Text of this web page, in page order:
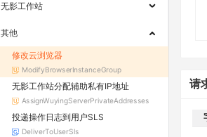
无影工作站
其他
修改云浏览器
ModifyBrowserInstanceGroup
无影工作站分配辅助私有IP地址
AssignWuyingServerPrivateAddresses
投递操作日志到用户SLS
DeliverToUserSls
请